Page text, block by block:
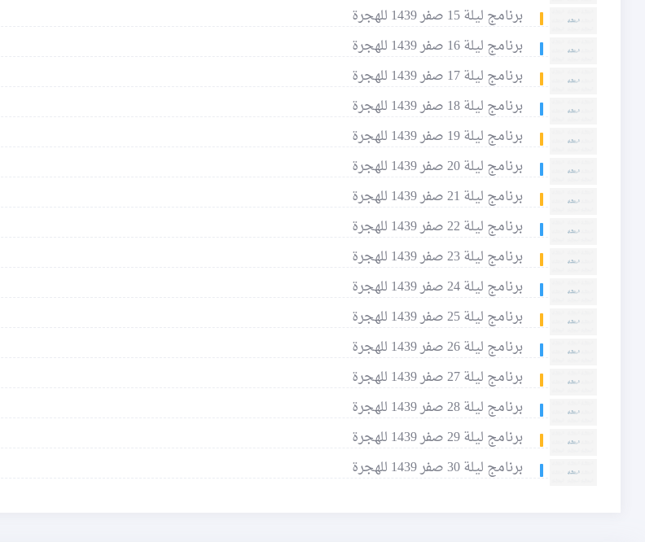
برنامج ليلة 15 صفر 1439 للهجرة
برنامج ليلة 16 صفر 1439 للهجرة
برنامج ليلة 17 صفر 1439 للهجرة
برنامج ليلة 18 صفر 1439 للهجرة
برنامج ليلة 19 صفر 1439 للهجرة
برنامج ليلة 20 صفر 1439 للهجرة
برنامج ليلة 21 صفر 1439 للهجرة
برنامج ليلة 22 صفر 1439 للهجرة
برنامج ليلة 23 صفر 1439 للهجرة
برنامج ليلة 24 صفر 1439 للهجرة
برنامج ليلة 25 صفر 1439 للهجرة
برنامج ليلة 26 صفر 1439 للهجرة
برنامج ليلة 27 صفر 1439 للهجرة
برنامج ليلة 28 صفر 1439 للهجرة
برنامج ليلة 29 صفر 1439 للهجرة
برنامج ليلة 30 صفر 1439 للهجرة